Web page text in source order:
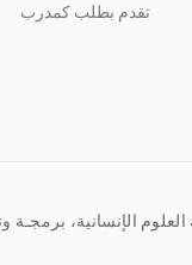
تقدم بطلب كمدرب
الإنسانية، برمجـة